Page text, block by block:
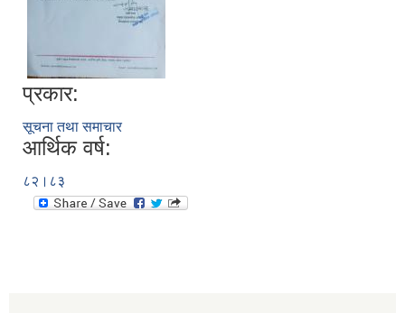
प्रकार:
सूचना तथा समाचार
आर्थिक वर्ष:
८२।८३